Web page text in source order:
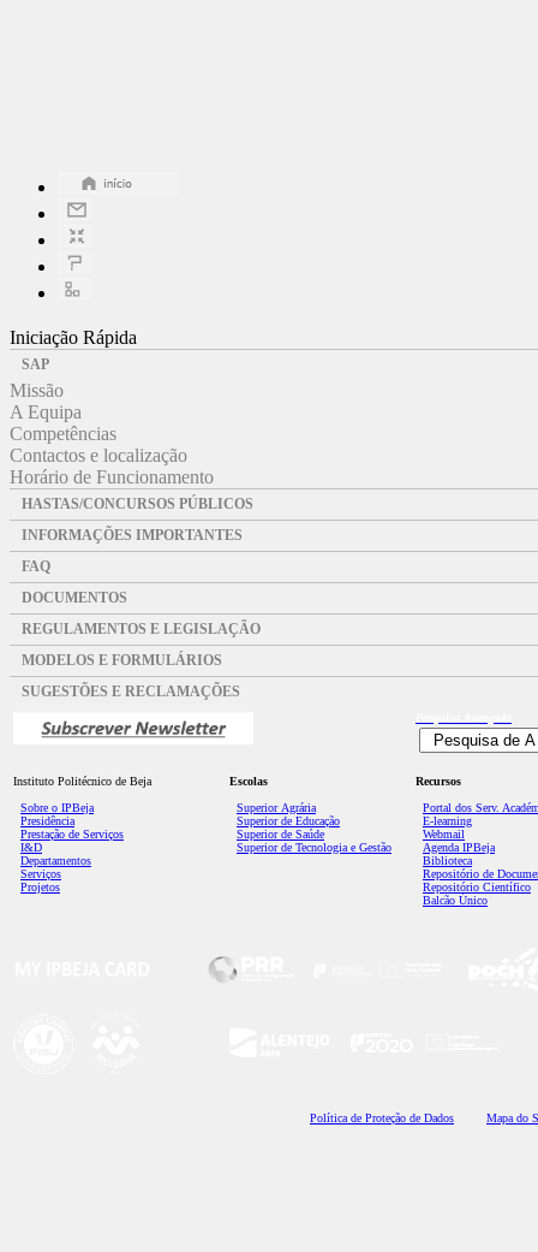
Iniciação Rápida
SAP
Missão
A Equipa
Competências
Contactos e localização
Horário de Funcionamento
HASTAS/CONCURSOS PÚBLICOS
INFORMAÇÕES IMPORTANTES
FAQ
DOCUMENTOS
REGULAMENTOS E LEGISLAÇÃO
MODELOS E FORMULÁRIOS
SUGESTÕES E RECLAMAÇÕES
Instituto Politécnico de Beja
Sobre o IPBeja
Presidência
Prestação de Serviços
I&D
Departamentos
Serviços
Projetos
Escolas
Superior Agrária
Superior de Educação
Superior de Saúde
Superior de Tecnologia e Gestão
Recursos
Portal dos Serv.
E-learning
Webmail
Agenda IPBeja
Biblioteca
Repositório de
Repositório Científico
Balcão Único
Política de Proteção de Dados Mapa do